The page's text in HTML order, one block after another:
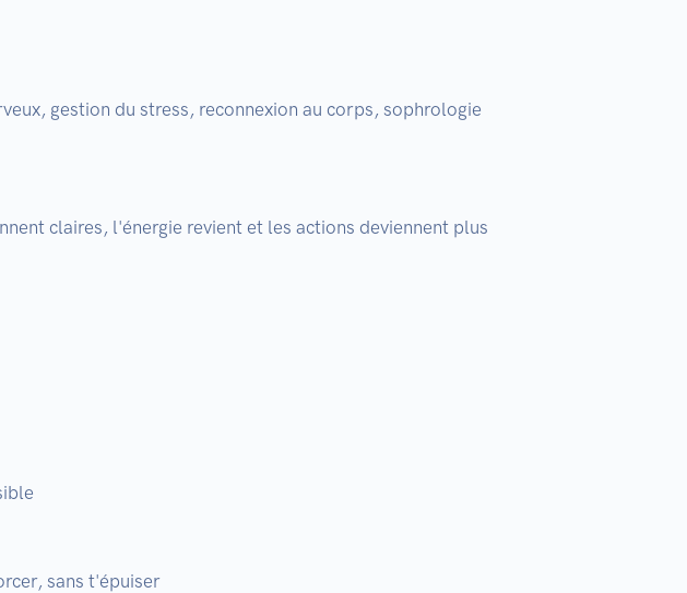
gestion du stress, reconnexion au corps, sophrologie
claires, l'énergie revient et les actions deviennent plus
sans t'épuiser